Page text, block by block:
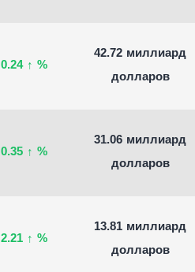
0.24 ↑ %
42.72 миллиард
долларов
0.35 ↑ %
31.06 миллиард
долларов
2.21 ↑ %
13.81 миллиард
долларов